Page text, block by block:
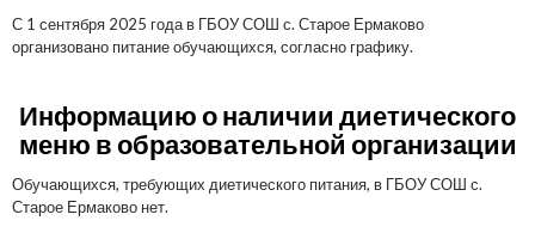
С 1 сентября 2025 года в ГБОУ СОШ с. Старое Ермаково
организовано питание обучающихся, согласно графику.
Информацию о наличии диетического
меню в образовательной организации
Обучающихся, требующих диетического питания, в ГБОУ СОШ с.
Старое Ермаково нет.